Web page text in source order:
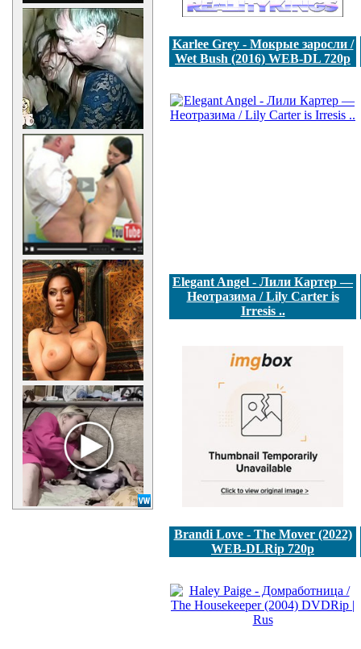
Karlee Grey - Мокрые заросли /
Wet Bush (2016) WEB-DL 720p
Elegant Angel - Лили Картер —
Неотразима / Lily Carter is
Irresis ..
Brandi Love - The Mover (2022)
WEB-DLRip 720p